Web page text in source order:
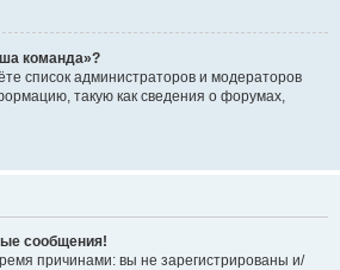
команда»?
список администраторов и модераторов
такую как сведения о форумах,
сообщения!
причинами: вы не зарегистрированы и/